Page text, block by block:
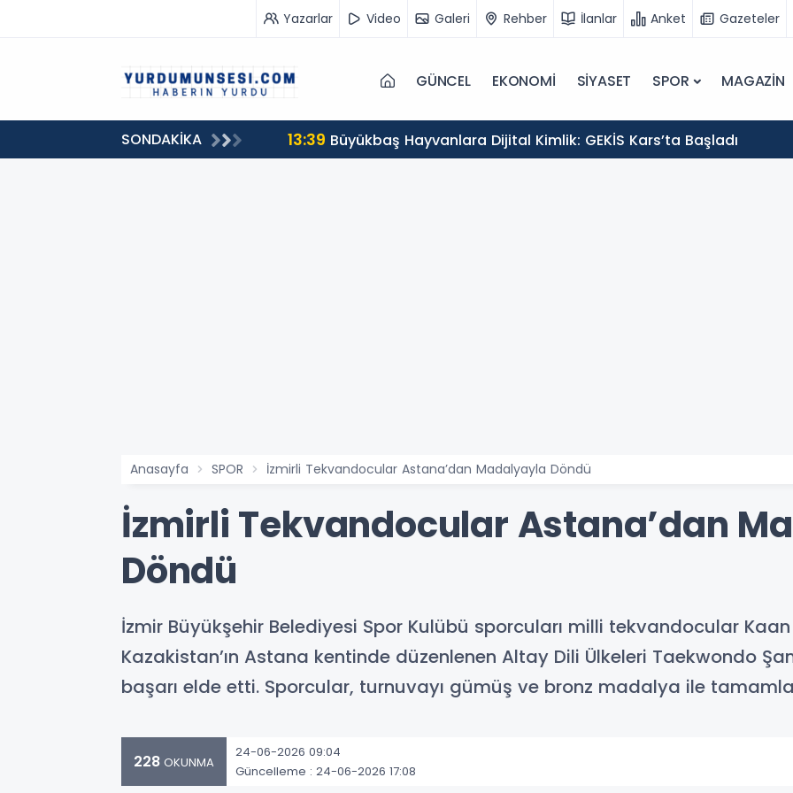
Yazarlar Video Galeri Rehber İlanlar Anket Gazeteler
GÜNCEL EKONOMİ SİYASET SPOR MAGAZİN
SONDAKİKA
milyon 549 bin 594 TL. bağış 13:39 Büyükbaş Hayvanlara Dijital Kimlik: GEKİS Kars’ta Başladı
Anasayfa SPOR İzmirli Tekvandocular Astana’dan Madalyayla Döndü
İzmirli Tekvandocular Astana’dan
Döndü
İzmir Büyükşehir Belediyesi Spor Kulübü sporcuları milli tekvandocular Kaan
Kazakistan’ın Astana kentinde düzenlenen Altay Dili Ülkeleri Taekwondo
başarı elde etti. Sporcular, turnuvayı gümüş ve bronz madalya ile
228 OKUNMA
24-06-2026 09:04
Güncelleme : 24-06-2026 17:08